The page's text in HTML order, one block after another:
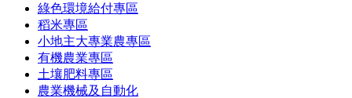
綠色環境給付專區
稻米專區
小地主大專業農專區
有機農業專區
土壤肥料專區
農業機械及自動化